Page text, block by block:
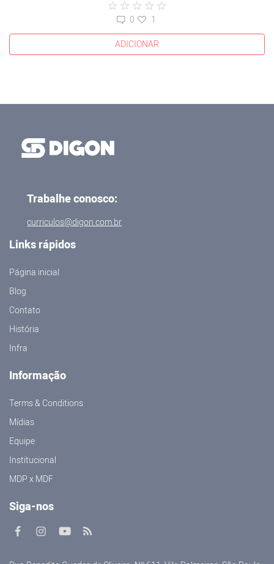
0
1
ADICIONAR
Trabalhe conosco:
curriculos@digon.com.br
Links rápidos
Página inicial
Blog
Contato
História
Infra
Informação
Terms & Conditions
Mídias
Equipe
Institucional
MDP x MDF
Siga-nos